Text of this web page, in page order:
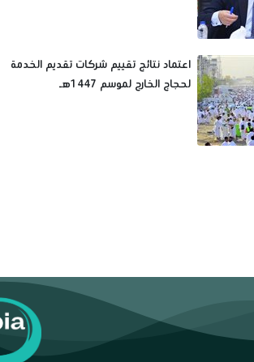
اعتماد نتائج تقييم شركات تقديم الخدمة
لحجاج الخارج لموسم 1447هـ